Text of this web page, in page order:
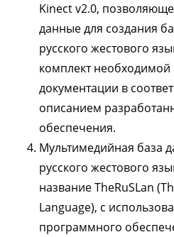
Kinect v2.0,
данные для создания
русского жестового
комплект
документации в
описанием
обеспечения.
Мультимедийная база
русского жестового
название TheRuSLan
Language), с
программного